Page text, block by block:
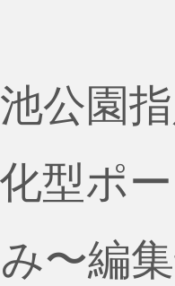
公園
型ポ
〜編